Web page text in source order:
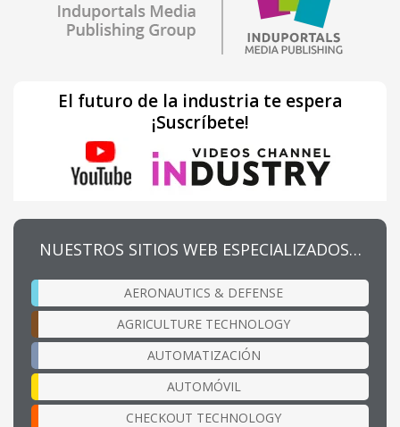
El futuro de la industria te espera
¡Suscríbete!
NUESTROS SITIOS WEB ESPECIALIZADOS…
AERONAUTICS & DEFENSE
AGRICULTURE TECHNOLOGY
AUTOMATIZACIÓN
AUTOMÓVIL
CHECKOUT TECHNOLOGY